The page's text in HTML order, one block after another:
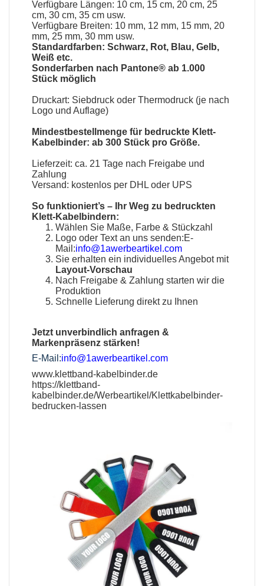
Verfügbare Längen: 10 cm, 15 cm, 20 cm, 25
cm, 30 cm, 35 cm usw.
Verfügbare Breiten: 10 mm, 12 mm, 15 mm, 20
mm, 25 mm, 30 mm usw.
Standardfarben: Schwarz, Rot, Blau, Gelb,
Weiß etc.
Sonderfarben nach Pantone® ab 1.000
Stück möglich
Druckart: Siebdruck oder Thermodruck (je nach
Logo und Auflage)
Mindestbestellmenge für bedruckte Klett-
Kabelbinder: ab 300 Stück pro Größe.
Lieferzeit: ca. 21 Tage nach Freigabe und
Zahlung
Versand: kostenlos per DHL oder UPS
So funktioniert’s – Ihr Weg zu bedruckten
Klett-Kabelbindern:
Wählen Sie Maße, Farbe & Stückzahl
Logo oder Text an uns senden:E-
Mail:info@1awerbeartikel.com
Sie erhalten ein individuelles Angebot mit
Layout-Vorschau
Nach Freigabe & Zahlung starten wir die
Produktion
Schnelle Lieferung direkt zu Ihnen
Jetzt unverbindlich anfragen &
Markenpräsenz stärken!
E-Mail:info@1awerbeartikel.com
www.klettband-kabelbinder.de
https://klettband-
kabelbinder.de/Werbeartikel/Klettkabelbinder-
bedrucken-lassen